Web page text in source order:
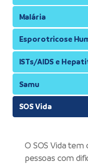
Malária
Esporotricose
ISTs/AIDS e
Samu
SOS Vida
O SOS Vida
pessoas com